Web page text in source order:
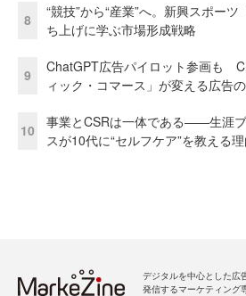
8
“競技”から“産業”へ。新興スポー
ち上げに学ぶ市場形成戦略
9
ChatGPT広告パイロット参画も
ィック・コマース」が変える広告
10
事業とCSRは一体である――生涯
スが10代に“セルフケア”を教える
デジタルを中心とした広
発信するマーケティング